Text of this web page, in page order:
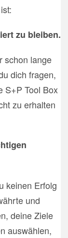
zu bleiben.
schon lange
dich fragen,
S+P Tool Box
zu erhalten
keinen Erfolg
und
deine Ziele
auswählen,